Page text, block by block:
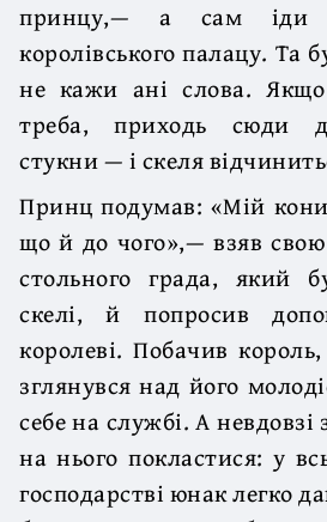
принцу,— а сам іди
королівського палацу. Та
не кажи ані слова.
треба, приходь сюди
стукни — і скеля
Принц подумав: «Мій
що й до чого»,— взяв
стольного града, який
скелі, й попросив
королеві. Побачив
зглянувся над його
себе на службі. А
на нього покластися: у
господарстві юнак легко